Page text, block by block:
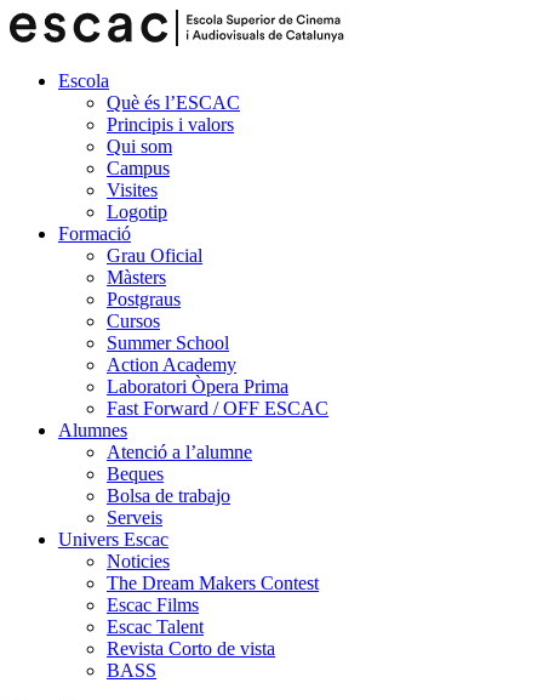
Escola
Què és l’ESCAC
Principis i valors
Qui som
Campus
Visites
Logotip
Formació
Grau Oficial
Màsters
Postgraus
Cursos
Summer School
Action Academy
Laboratori Òpera Prima
Fast Forward / OFF ESCAC
Alumnes
Atenció a l’alumne
Beques
Bolsa de trabajo
Serveis
Univers Escac
Noticies
The Dream Makers Contest
Escac Films
Escac Talent
Revista Corto de vista
BASS